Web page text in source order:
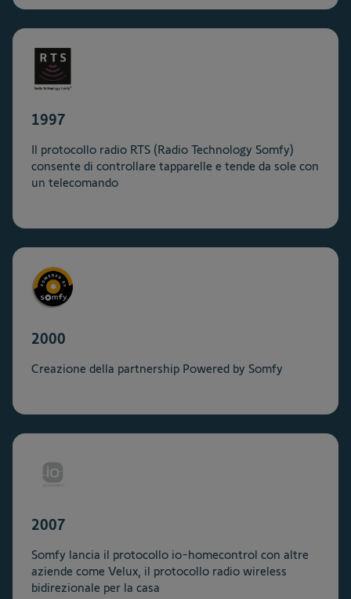
1997
Il protocollo radio RTS (Radio Technology Somfy)
consente di controllare tapparelle e tende da sole con
un telecomando
2000
Creazione della partnership Powered by Somfy
2007
Somfy lancia il protocollo io-homecontrol con altre
aziende come Velux, il protocollo radio wireless
bidirezionale per la casa